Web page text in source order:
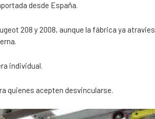
desde España.
208 y 2008, aunque la fábrica ya
individual.
quienes acepten desvincularse.